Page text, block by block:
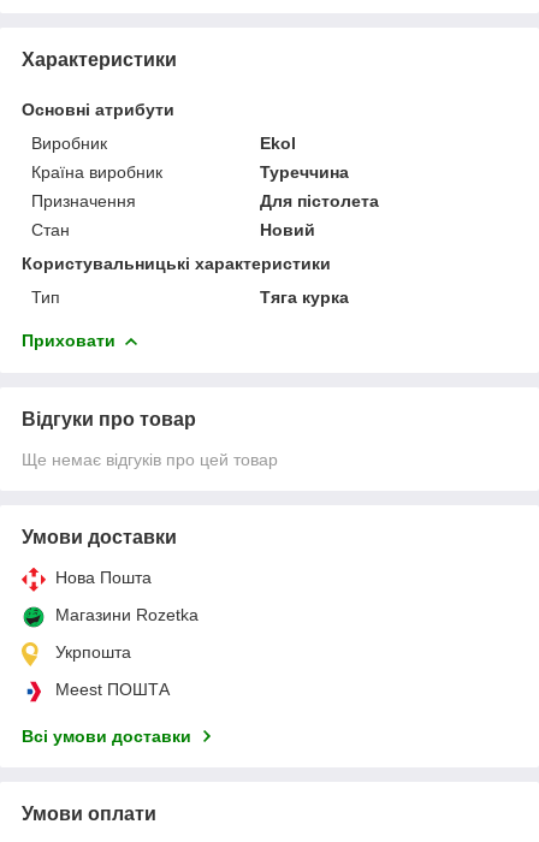
Характеристики
Основні атрибути
Виробник
Ekol
Країна виробник
Туреччина
Призначення
Для пістолета
Стан
Новий
Користувальницькі характеристики
Тип
Тяга курка
Приховати
Відгуки про товар
Ще немає відгуків про цей товар
Умови доставки
Нова Пошта
Магазини Rozetka
Укрпошта
Meest ПОШТА
Всі умови доставки
Умови оплати